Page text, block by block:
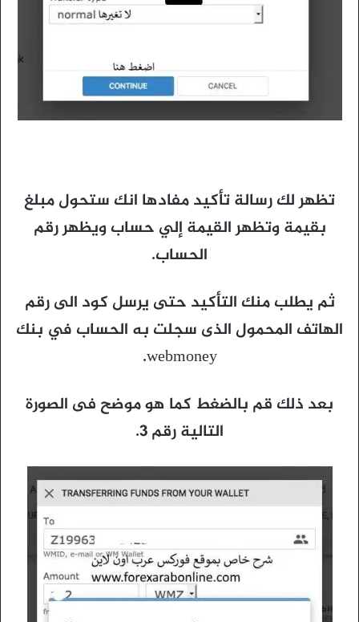
تظهر لك رسالة تأكيد مفادها انك ستحول مبلغ
بقيمة وتظهر القيمة إلي حساب ويظهر رقم
الحساب.
ثم يطلب منك التأكيد حتى يرسل كود الى رقم
الهاتف المحمول الذى سجلت به الحساب في بنك
webmoney.
بعد ذلك قم بالضغط كما هو موضح فى الصورة
التالية رقم 3.